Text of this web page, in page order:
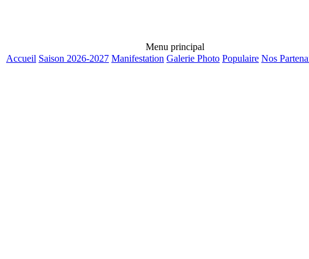
Menu principal
Accueil Saison 2026-2027 Manifestation Galerie Photo Populaire Nos